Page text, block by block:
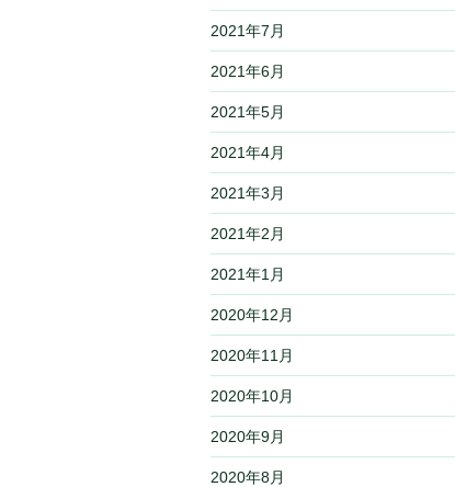
2021年7月
2021年6月
2021年5月
2021年4月
2021年3月
2021年2月
2021年1月
2020年12月
2020年11月
2020年10月
2020年9月
2020年8月